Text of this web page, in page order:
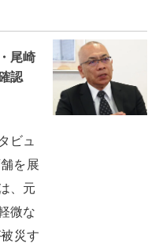
尾崎
認
ビュ
を展
、元
微な
災す